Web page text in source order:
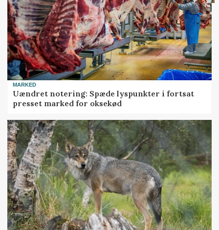
MARKED
Uændret notering: Spæde lyspunkter i fortsat
presset marked for oksekød